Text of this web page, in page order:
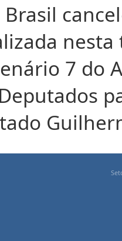
Brasil
nesta
7 do